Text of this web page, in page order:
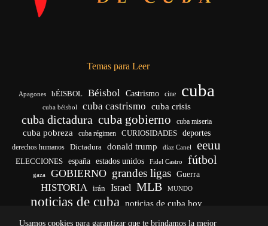
Usamos cookies para garantizar que te brindamos la mejor
Temas para Leer
Apagones bÉISBOL Béisbol Castrismo cine cuba
cuba béisbol cuba castrismo cuba crisis
cuba dictadura cuba gobierno cuba miseria
cuba pobreza cuba régimen CURIOSIDADES deportes
derechos humanos Dictadura donald trump díaz Canel eeuu
ELECCIONES españa estados unidos Fidel Castro fútbol
gaza GOBIERNO grandes ligas Guerra
HISTORIA irán Israel MLB MUNDO
noticias de cuba
noticias de cuba hoy